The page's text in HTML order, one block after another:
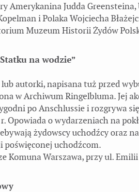
Amerykanina Judda
i Polaka Wojciecha
Muzeum Historii Żydów
na wodzie”
autorki, napisana tuż przed
w Archiwum Ringelbluma. Jej
po Anschlussie i rozgrywa
Opowiada o wydarzeniach na
żydowscy uchodźcy oraz na
uchodźcom.
Komuna Warszawa, przy ul.